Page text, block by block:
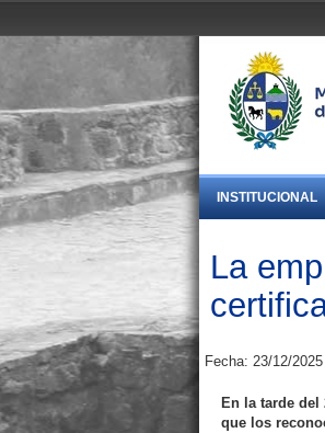
INSTITUCIONAL
La
Fecha: 23/12/2025
En la tarde
que los